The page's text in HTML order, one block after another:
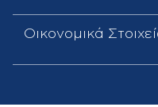
Οικονομικά